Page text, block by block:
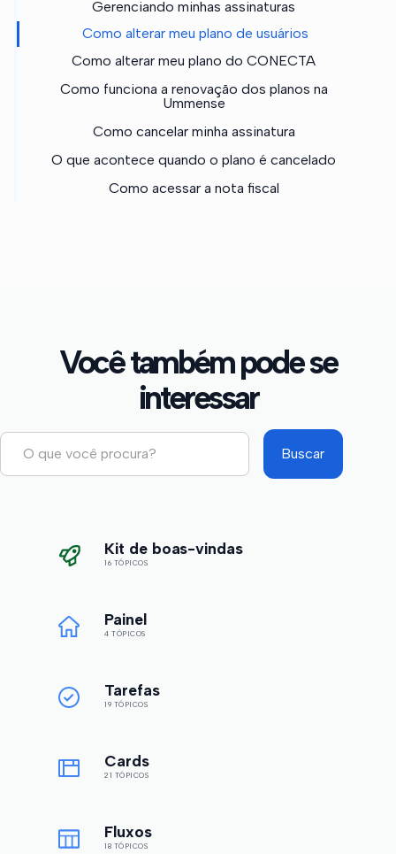
Gerenciando minhas assinaturas
Como alterar meu plano de usuários
Como alterar meu plano do CONECTA
Como funciona a renovação dos planos na
Ummense
Como cancelar minha assinatura
O que acontece quando o plano é cancelado
Como acessar a nota fiscal
Você também pode se
interessar
Kit de boas-vindas
16 TÓPICOS
Painel
4 TÓPICOS
Tarefas
19 TÓPICOS
Cards
21 TÓPICOS
Fluxos
18 TÓPICOS